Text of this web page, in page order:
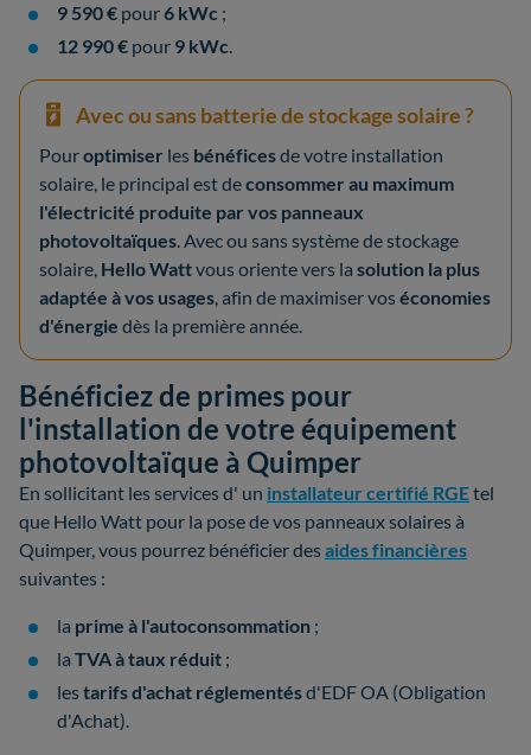
9 590 € pour6 kWc ;
12 990 € pour 9 kWc.
Avec ou sans batterie de stockage solaire ?
Pouroptimiser les bénéficesde votre installation
solaire, le principal est deconsommer au maximum
l'électricité produite par vos panneaux
photovoltaïques. Avec ou sans système de stockage
solaire, Hello Wattvous oriente vers la solution la plus
adaptée à vos usages, afin de maximiser voséconomies
d'énergie dès la première année.
Bénéficiez de primes pour
l'installation de votre équipement
photovoltaïque à Quimper
En sollicitant les services d' un installateur certifié RGEtel
que Hello Watt pour la pose de vos panneaux solaires à
Quimper, vous pourrez bénéficier desaides financières
suivantes :
la prime à l'autoconsommation ;
la TVA à taux réduit ;
lestarifs d'achat réglementésd'EDF OA (Obligation
d'Achat).